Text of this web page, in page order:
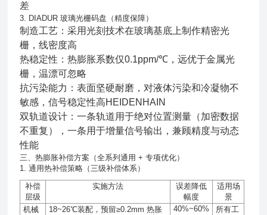
差
3. DIADUR 玻璃光栅码盘（精度保障）
制造工艺：采用光刻技术在玻璃基底上制作精密光
栅，线密度高
热稳定性：热膨胀系数仅0.1ppm/℃，远优于金属光
栅，温漂可忽略
抗污染能力：表面坚硬耐磨，对液体污染和冷凝物不
敏感，信号稳定性高HEIDENHAIN
双轨道设计：一条轨道用于绝对位置测量（加密数据
不重复），一条用于增量信号输出，兼顾精度与动态
性能
三、热膨胀补偿方案（全系列通用 + 专项优化）
1. 通用热补偿策略（三级补偿体系）
补偿
层级
实施方法
误差降低
幅度
适用场
景
机械
18~26℃装配，预留≥0.2mm热胀
40%~60%
所有工